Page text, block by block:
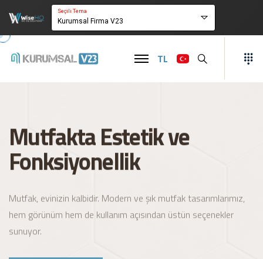
Seçili Tema
Kurumsal Firma V23